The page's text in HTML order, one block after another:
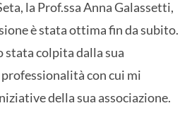
la Prof.ssa Anna Galassetti,
è stata ottima fin da subito.
stata colpita dalla sua
con cui mi
della sua associazione.